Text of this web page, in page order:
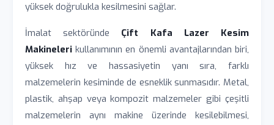
yüksek doğrulukla kesilmesini sağlar.
İmalat sektöründe Çift Kafa Lazer Kesim
Makineleri kullanımının en önemli avantajlarından biri,
yüksek hız ve hassasiyetin yanı sıra, farklı
malzemelerin kesiminde de esneklik sunmasıdır. Metal,
plastik, ahşap veya kompozit malzemeler gibi çeşitli
malzemelerin aynı makine üzerinde kesilebilmesi,